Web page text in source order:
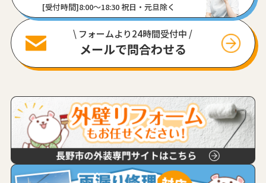
[受付時間]8:00〜18:30 祝日・元旦除く
\ フォームより24時間受付中 /
メールで問合わせる